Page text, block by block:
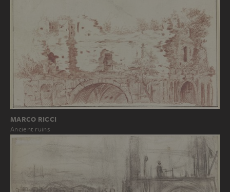
MARCO RICCI
Ancient ruins